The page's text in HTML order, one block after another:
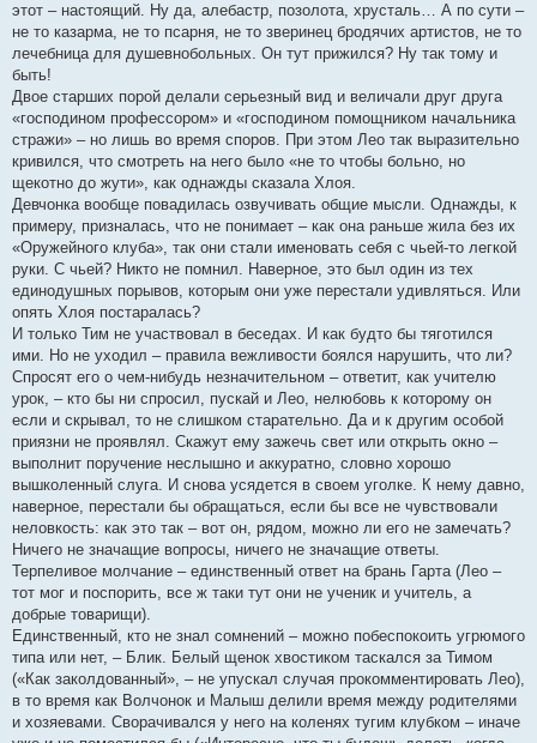
этот – настоящий. Ну да, алебастр, позолота, хрусталь… А по сути –
не то казарма, не то псарня, не то зверинец бродячих артистов, не то
лечебница для душевнобольных. Он тут прижился? Ну так тому и
быть!
Двое старших порой делали серьезный вид и величали друг друга
«господином профессором» и «господином помощником начальника
стражи» – но лишь во время споров. При этом Лео так выразительно
кривился, что смотреть на него было «не то чтобы больно, но
щекотно до жути», как однажды сказала Хлоя.
Девчонка вообще повадилась озвучивать общие мысли. Однажды, к
примеру, призналась, что не понимает – как она раньше жила без их
«Оружейного клуба», так они стали именовать себя с чьей-то легкой
руки. С чьей? Никто не помнил. Наверное, это был один из тех
единодушных порывов, которым они уже перестали удивляться. Или
опять Хлоя постаралась?
И только Тим не участвовал в беседах. И как будто бы тяготился
ими. Но не уходил – правила вежливости боялся нарушить, что ли?
Спросят его о чем-нибудь незначительном – ответит, как учителю
урок, – кто бы ни спросил, пускай и Лео, нелюбовь к которому он
если и скрывал, то не слишком старательно. Да и к другим особой
приязни не проявлял. Скажут ему зажечь свет или открыть окно –
выполнит поручение неслышно и аккуратно, словно хорошо
вышколенный слуга. И снова усядется в своем уголке. К нему давно,
наверное, перестали бы обращаться, если бы все не чувствовали
неловкость: как это так – вот он, рядом, можно ли его не замечать?
Ничего не значащие вопросы, ничего не значащие ответы.
Терпеливое молчание – единственный ответ на брань Гарта (Лео –
тот мог и поспорить, все ж таки тут они не ученик и учитель, а
добрые товарищи).
Единственный, кто не знал сомнений – можно побеспокоить угрюмого
типа или нет, – Блик. Белый щенок хвостиком таскался за Тимом
(«Как заколдованный», – не упускал случая прокомментировать Лео),
в то время как Волчонок и Малыш делили время между родителями
и хозяевами. Сворачивался у него на коленях тугим клубком – иначе